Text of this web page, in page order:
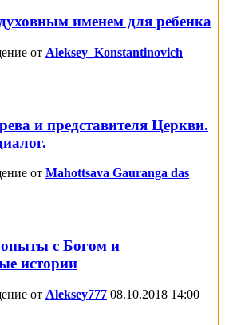
именем для ребенка
от Aleksey_Konstantinovich
и представителя Церкви.
от Mahottsava Gauranga das
с Богом и
истории
от Aleksey777 08.10.2018 14:00